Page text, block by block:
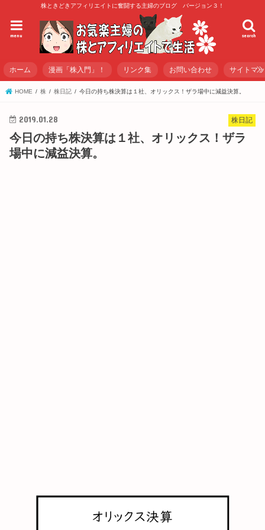
株ときどきアフィリエイトに奮闘する主婦のブログ バージョン３！
search
menu
ホーム 漫画「株入門」！ リンク集 お問い合わせ サイトマ
HOME 株 株日記 今日の持ち株決算は１社、オリックス！ザラ場中に減益決算。
株日記
2019.01.28
今日の持ち株決算は１社、オリックス！ザラ
場中に減益決算。